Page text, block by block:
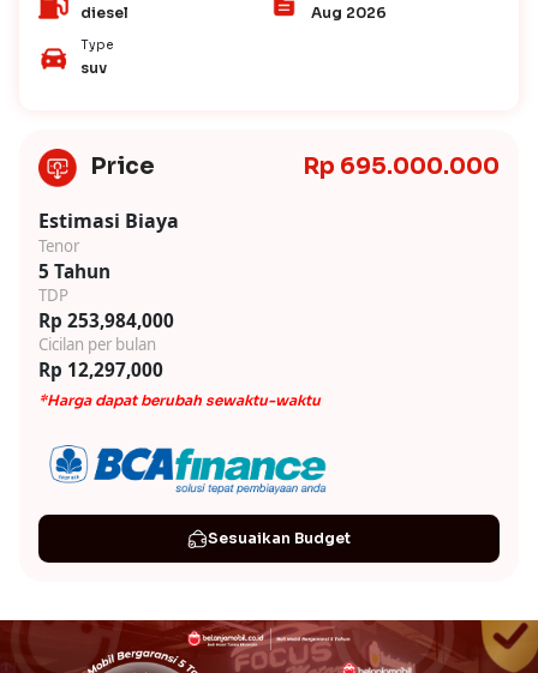
diesel Aug 2026
Type
suv
Price Rp 695.000.000
Estimasi Biaya
Tenor
5 Tahun
TDP
Rp 253,984,000
Cicilan per bulan
Rp 12,297,000
*Harga dapat berubah sewaktu-waktu
Sesuaikan Budget